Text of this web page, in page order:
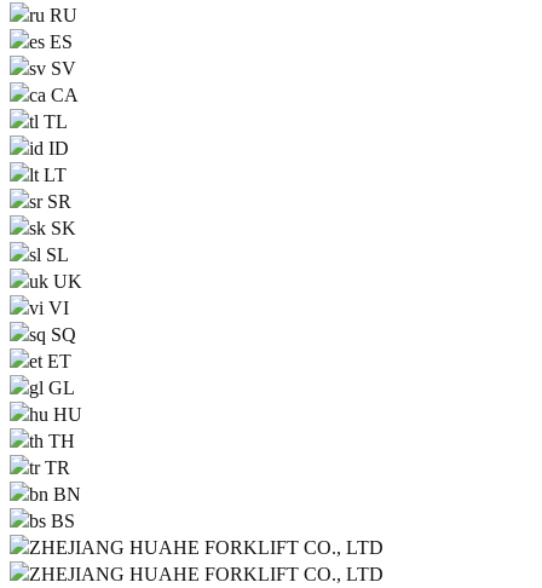
RU
ES
SV
CA
TL
ID
LT
SR
SK
SL
UK
VI
SQ
ET
GL
HU
TH
TR
BN
BS